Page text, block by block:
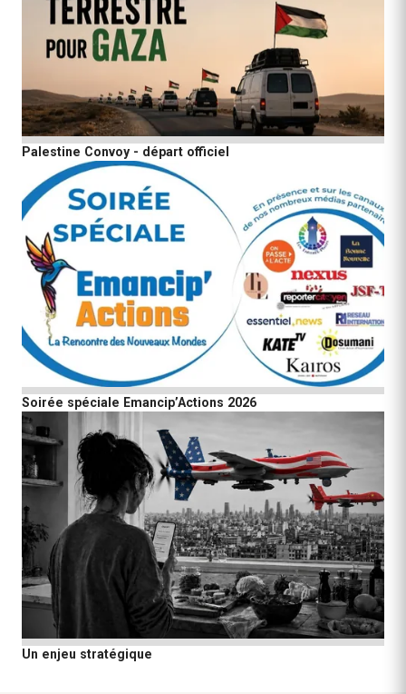
Palestine Convoy - départ officiel
Soirée spéciale Emancip’Actions 2026
Un enjeu stratégique